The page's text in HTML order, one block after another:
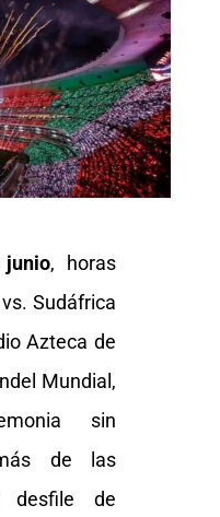
, horas
Sudáfrica
Azteca de
Mundial,
sin
de las
desfile de